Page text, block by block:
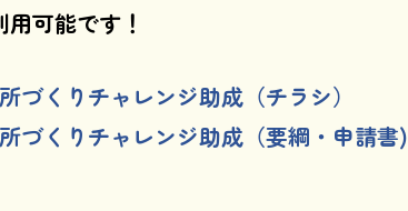
可能です！
くりチャレンジ助成（チラシ）
づくりチャレンジ助成（要綱・申請書)